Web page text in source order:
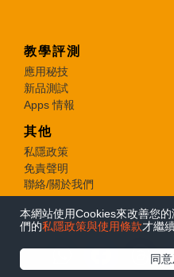
教學評測
應用秘技
新品測試
Apps 情報
其他
私隱政策
免責聲明
聯絡/關於我們
© 2026 e-zone. All Rights
本網站使用Cookies來改善您
們的私隱政策與使用條款才繼
同